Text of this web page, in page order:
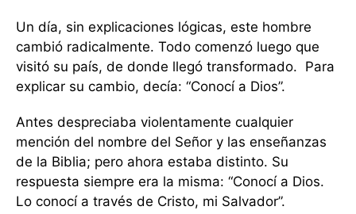
Un día, sin explicaciones lógicas, este hombre
cambió radicalmente. Todo comenzó luego que
visitó su país, de donde llegó transformado. Para
explicar su cambio, decía: “Conocí a Dios”.
Antes despreciaba violentamente cualquier
mención del nombre del Señor y las enseñanzas
de la Biblia; pero ahora estaba distinto. Su
respuesta siempre era la misma: “Conocí a Dios.
Lo conocí a través de Cristo, mi Salvador”.